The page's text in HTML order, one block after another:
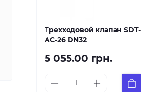
Трехходовой клапан SDT-
AC-26 DN32
5 055.00 грн.